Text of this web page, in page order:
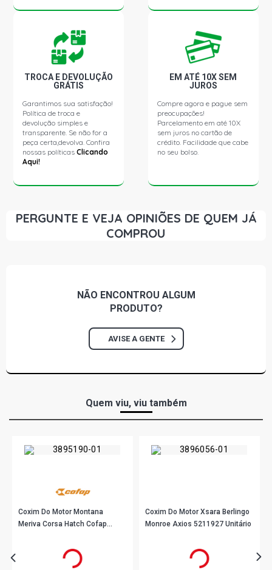
FOCUS SEDAN GLX SEDAN 2.0 16V ZETEC GASOLINA
TROCA E DEVOLUÇÃO
GRÁTIS
Garantimos sua satisfação!
Política de troca e
devolução simples e
transparente. Se não for a
peça certa,devolva. Confira
nossas políticasClicando
Aqui!
EM ATÉ 10X SEM
JUROS
Compre agora e pague sem
preocupações!
Parcelamento em até 10X
sem juros no cartão de
crédito. Facilidade que cabe
no seu bolso.
PERGUNTE E VEJA OPINIÕES DE QUEM JÁ
COMPROU
NÃO ENCONTROU ALGUM
PRODUTO?
AVISE A GENTE
Quem viu, viu também
Coxim Do Motor Montana
Meriva Corsa Hatch Cofap
em até 4x de
Coxim Do Motor Xsara Berlingo
Monroe Axios 5211927 Unitário
em até 5x de